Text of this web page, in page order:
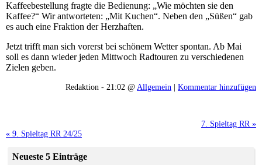
Kaffeebestellung fragte die Bedienung: „Wie möchten sie den
Kaffee?“ Wir antworteten: „Mit Kuchen“. Neben den „Süßen“ gab
es auch eine Fraktion der Herzhaften.
Jetzt trifft man sich vorerst bei schönem Wetter spontan. Ab Mai
soll es dann wieder jeden Mittwoch Radtouren zu verschiedenen
Zielen geben.
Redaktion - 21:02 @ Allgemein | Kommentar hinzufügen
7. Spieltag RR »
« 9. Spieltag RR 24/25
Neueste 5 Einträge